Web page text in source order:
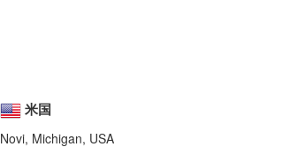
米国
Novi, Michigan, USA